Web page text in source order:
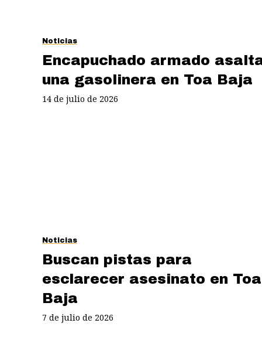
Noticias
Encapuchado armado
una gasolinera en Toa Baja
14 de julio de 2026
Noticias
Buscan pistas para
esclarecer asesinato en Toa
Baja
7 de julio de 2026